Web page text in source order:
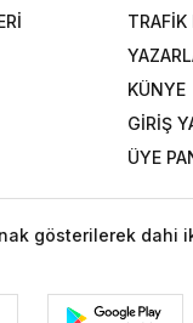
TRAFİK
KÜNYE
GİRİŞ
ÜYE
gösterilerek dahi